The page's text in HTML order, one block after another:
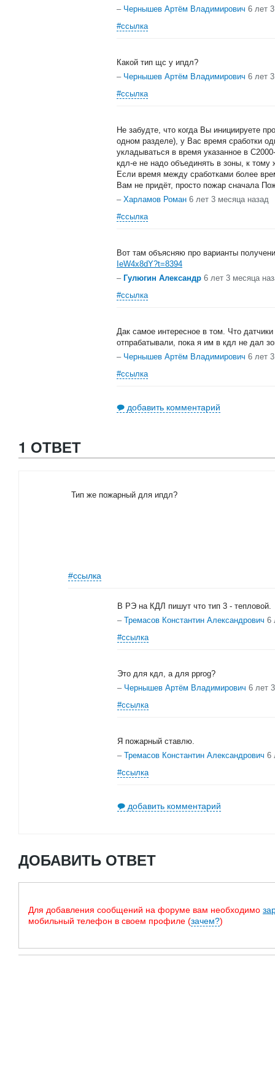
– Чернышев Артём Владимирович 6 лет
#ссылка
Какой тип щс у ипдл?
– Чернышев Артём Владимирович 6 лет
#ссылка
Не забудте, что когда Вы инициируете
одном разделе), у Вас время сработки
укладываться в время указанное в
кдл-е не надо объединять в зоны, к
Если время между сработками более
Вам не придёт, просто пожар сначала
– Харламов Роман 6 лет 3 месяца назад
#ссылка
Вот там объясняю про варианты
IeW4x8dY?t=8394
– Гулюгин Александр 6 лет 3 месяца
#ссылка
Дак самое интересное в том. Что
отпрабатывали, пока я им в кдл не дал
– Чернышев Артём Владимирович 6 лет
#ссылка
добавить комментарий
1 ОТВЕТ
Тип же пожарный для ипдл?
#ссылка
В РЭ на КДЛ пишут что тип 3 - тепловой.
– Тремасов Константин Александрович 6
#ссылка
Это для кдл, а для pprog?
– Чернышев Артём Владимирович 6 лет
#ссылка
Я пожарный ставлю.
– Тремасов Константин Александрович 6
#ссылка
добавить комментарий
ДОБАВИТЬ ОТВЕТ
Для добавления сообщений на форуме вам необходимо
мобильный телефон в своем профиле (зачем?)